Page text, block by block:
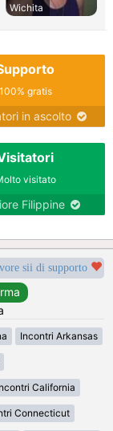
Wichita
100% gratis
in ascolto
visitato
Filippine
sii di supporto
Incontri Arkansas
California
Connecticut